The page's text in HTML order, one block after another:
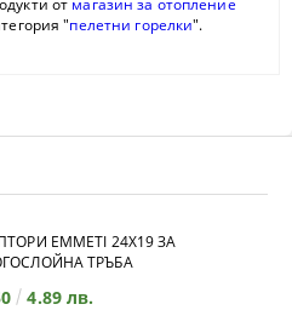
"пелетни горелки".
EMMETI 24X19 ЗА
ТРЪБА
4.89 лв.